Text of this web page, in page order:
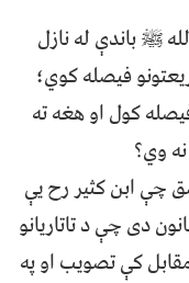
ﷺ باندې له نازل
فيصله کوي؛
کول او هغه ته
وي؟
ټوک ۱۳ ص ۱۳۹] ياسق چې ابن کثير رح يې
دی چې د تاتاریانو
کې تصويب او په